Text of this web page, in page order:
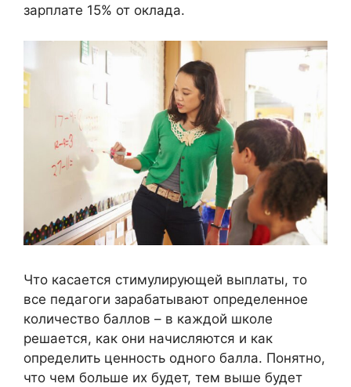
зарплате 15% от оклада.
Что касается стимулирующей выплаты, то
все педагоги зарабатывают определенное
количество баллов – в каждой школе
решается, как они начисляются и как
определить ценность одного балла. Понятно,
что чем больше их будет, тем выше будет